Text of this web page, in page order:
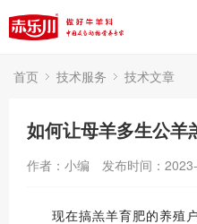
首页 技术服务 技术文章
如何让母羊多生公羊
作者：小编 发布时间：
现在搞羔羊育肥的养殖